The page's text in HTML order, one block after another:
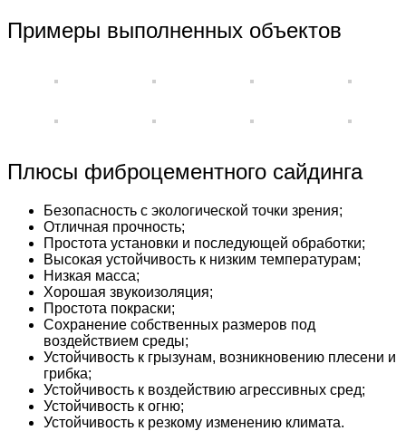
Примеры выполненных объектов
Плюсы фиброцементного сайдинга
Безопасность с экологической точки зрения;
Отличная прочность;
Простота установки и последующей обработки;
Высокая устойчивость к низким температурам;
Низкая масса;
Хорошая звукоизоляция;
Простота покраски;
Сохранение собственных размеров под
воздействием среды;
Устойчивость к грызунам, возникновению плесени и
грибка;
Устойчивость к воздействию агрессивных сред;
Устойчивость к огню;
Устойчивость к резкому изменению климата.